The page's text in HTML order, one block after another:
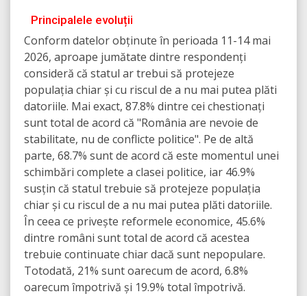
Principalele evoluții
Conform datelor obținute în perioada 11-14 mai
2026, aproape jumătate dintre respondenți
consideră că statul ar trebui să protejeze
populația chiar și cu riscul de a nu mai putea plăti
datoriile. Mai exact, 87.8% dintre cei chestionați
sunt total de acord că "România are nevoie de
stabilitate, nu de conflicte politice". Pe de altă
parte, 68.7% sunt de acord că este momentul unei
schimbări complete a clasei politice, iar 46.9%
susțin că statul trebuie să protejeze populația
chiar și cu riscul de a nu mai putea plăti datoriile.
În ceea ce privește reformele economice, 45.6%
dintre români sunt total de acord că acestea
trebuie continuate chiar dacă sunt nepopulare.
Totodată, 21% sunt oarecum de acord, 6.8%
oarecum împotrivă și 19.9% total împotrivă.